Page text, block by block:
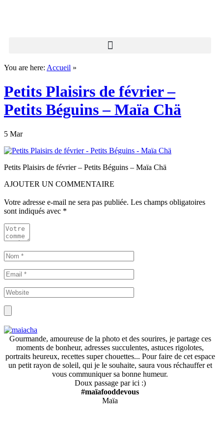
You are here: Accueil »
Petits Plaisirs de février –
Petits Béguins – Maïa Chä
5 Mar
Petits Plaisirs de février – Petits Béguins – Maïa Chä
AJOUTER UN COMMENTAIRE
Votre adresse e-mail ne sera pas publiée. Les champs obligatoires
sont indiqués avec *
Gourmande, amoureuse de la photo et des sourires, je partage ces
moments de bonheur, adresses succulentes, astuces rigolotes,
portraits heureux, recettes super chouettes... Pour faire de cet espace
un petit rayon de soleil, qui je le souhaite, saura vous réchauffer et
vous communiquer sa bonne humeur.
Doux passage par ici :)
#maïafooddevous
Maïa